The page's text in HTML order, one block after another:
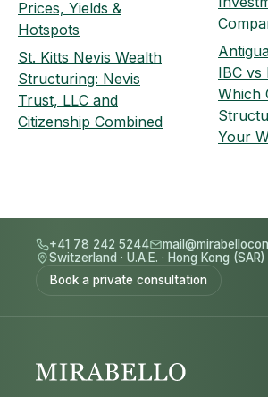
Prices, Yields &
Hotspots
St. Kitts Nevis Wealth
Structuring: Nevis
Trust, LLC and
Citizenship Combined
IBC vs
Which
Your
+41 78 242 5244
Switzerland · U.A.E. · Hong Kong (SAR)
Book a private consultation